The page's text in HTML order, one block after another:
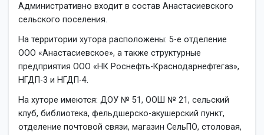
Административно входит в состав Анастасиевского
сельского поселения.
На территории хутора расположены: 5-е отделение
ООО «Анастасиевское», а также структурные
предприятия ООО «НК Роснефть-Краснодарнефтегаз»,
НГДП-3 и НГДП-4.
На хуторе имеются: ДОУ № 51, ООШ № 21, сельский
клуб, библиотека, фельдшерско-акушерский пункт,
отделение почтовой связи, магазин СельПО, столовая,